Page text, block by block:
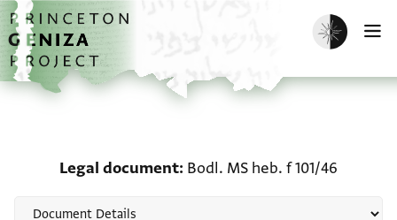
Skip to main content
home
Enable dark
Legal document Bodl. MS heb. f 101/46